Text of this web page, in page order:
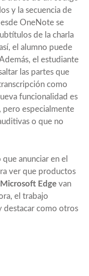
y la secuencia de
OneNote se
de la charla
el alumno puede
el estudiante
las partes que
como
funcionalidad es
pero especialmente
o que no
anunciar en el
ver que productos
Microsoft Edge van
el trabajo
destacar como otros